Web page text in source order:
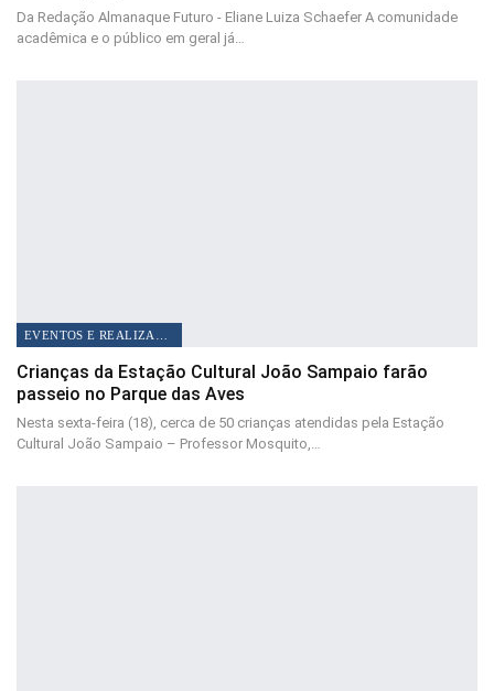
Da Redação Almanaque Futuro - Eliane Luiza Schaefer A comunidade
acadêmica e o público em geral já…
Crianças da Estação Cultural João Sampaio farão
passeio no Parque das Aves
Nesta sexta-feira (18), cerca de 50 crianças atendidas pela Estação
Cultural João Sampaio – Professor Mosquito,…